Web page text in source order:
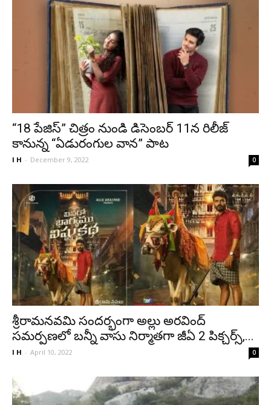
“18 పేజిస్” చిత్రం నుండి డిసెంబర్ 11న రిలీజ్
కానున్న “ఏడురంగుల వాన” పాట
I H - December 9, 2022 0
శ్రీరామనవమి సందర్భంగా అల్లు అరవింద్
సమర్పణలో బ‌న్నీ వాసు నిర్మాత‌గా జీఏ 2 పిక్చ‌ర్స్,...
I H - April 10, 2022 0